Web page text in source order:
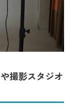
撮影スタジオ